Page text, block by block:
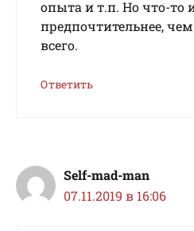
опыта и т.п. Но что-то
предпочтительнее, чем
всего.
Ответить
Self-mad-man
07.11.2019 в 16:06